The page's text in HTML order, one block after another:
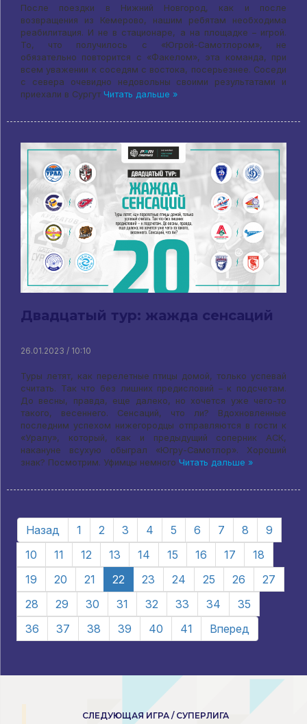
После поездки в Нижний Новгород, как и после
возвращения из Кемерово, нашим ребятам необходима
реабилитация. И не в стационаре, а на площадке – игрой.
То, что получилось с «Югрой-Самотлором», не
обязательно повторится с «Факелом», эта команда, при
всем уважении к соседям с востока, посерьезнее. Соседи
с севера очевидно недовольны своими результатами и
приехали в Сургут Читать дальше »
Двадцатый тур: жажда сенсаций
26.01.2023 / 10:10
Туры летят, как перелетные птицы домой, только успевай
считать. Так что без лишних предисловий – к подсчетам.
До весны, правда, еще далеко, но хочется уже чего-то
такого, весеннего. Сенсаций, что ли? Вдохновленные
последним успехом нижегородцы отправляются в гости к
«Уралу», который, как и предыдущий соперник АСК,
накануне всухую обыграл «Югру-Самотлор». Хороший
знак? Посмотрим. Уфимцы немного Читать дальше »
Назад 1 2 3 4 5 6 7 8
9
10
11 12 13 14 15 16 17
18
19
20 21 22 23 24 25 26
27
28
29 30 31 32 33 34
35
36
37 38 39 40 41 Вперед
СЛЕДУЮЩАЯ ИГРА / СУПЕРЛИГА